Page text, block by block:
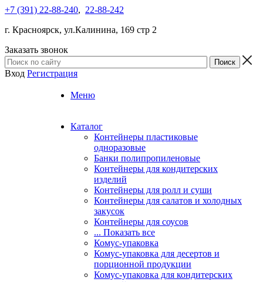
+7 (391) 22-88-240, 22-88-242
г. Красноярск, ул.Калинина, 169 стр 2
Заказать звонок
Вход Регистрация
Меню
Каталог
Контейнеры пластиковые
одноразовые
Банки полипропиленовые
Контейнеры для кондитерских
изделий
Контейнеры для ролл и суши
Контейнеры для салатов и холодных
закусок
Контейнеры для соусов
... Показать все
Комус-упаковка
Комус-упаковка для десертов и
порционной продукции
Комус-упаковка для кондитерских